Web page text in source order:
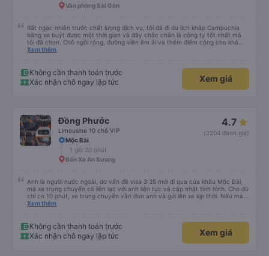
Văn phòng Sài Gòn
Rất ngạc nhiên trước chất lượng dịch vụ, tôi đã đi du lịch khắp Campuchia
bằng xe buýt được một thời gian và đây chắc chắn là công ty tốt nhất mà
tôi đã chọn. Chỗ ngồi rộng, đường viền êm ái và thêm điểm cộng cho khả
năng nằm. (Bạn có thể không hiểu mọi chuyện xảy ra ở biên giới, với hộ
Xem thêm
Không cần thanh toán trước
Xác nhận chỗ ngay lập tức
Xem giá
Đồng Phước
Limousine 10 chỗ VIP
4.7
(2204 đánh giá)
Mộc Bài
1 giờ 20 phút
Bến Xe An Sương
Anh là người nước ngoài, do vấn đề visa 3:35 mới đi qua cửa khẩu Mộc Bài,
mà xe trung chuyển có liên lạc với anh liên tục và cập nhật tình hình. Cho dù
chỉ có 10 phút, xe trung chuyển vẫn đón anh và gửi lên xe kịp thời. Nếu mà
được, anh thật muốn tip cho bác tài. Xe này là xe Limousine nhưng mà vé xe
Xem thêm
Không cần thanh toán trước
Xác nhận chỗ ngay lập tức
Xem giá